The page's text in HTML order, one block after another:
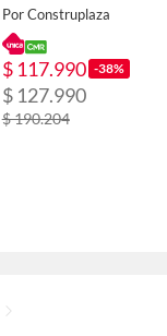
Por Construplaza
$ 117.990 -38%
$ 127.990
$ 190.204